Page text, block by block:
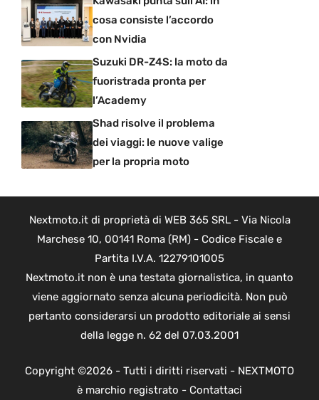
cosa consiste l’accordo
con Nvidia
Suzuki DR-Z4S: la moto da
fuoristrada pronta per
l’Academy
Shad risolve il problema
dei viaggi: le nuove valige
per la propria moto
Nextmoto.it di proprietà di WEB 365 SRL - Via Nicola
Marchese 10, 00141 Roma (RM) - Codice Fiscale e
Partita I.V.A. 12279101005
Nextmoto.it non è una testata giornalistica, in quanto
viene aggiornato senza alcuna periodicità. Non può
pertanto considerarsi un prodotto editoriale ai sensi
della legge n. 62 del 07.03.2001
Copyright ©2026 - Tutti i diritti riservati - NEXTMOTO
è marchio registrato - Contattaci